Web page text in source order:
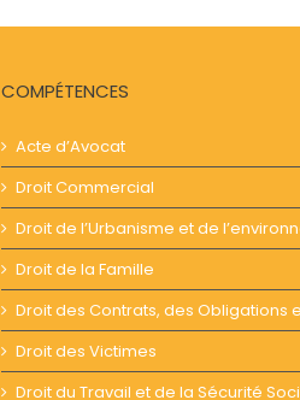
COMPÉTENCES
Acte d’Avocat
Droit Commercial
Droit de l’Urbanisme et de
Droit de la Famille
Droit des Contrats, des Obligations
Droit des Victimes
Droit du Travail et de la Sécurité